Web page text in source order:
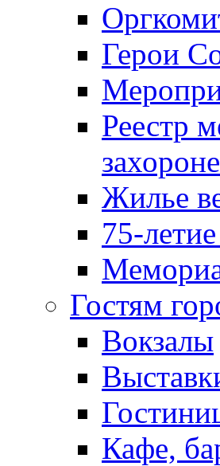
Герои
Реестр
Жилье
75-
Гостям
Вокзалы
Кафе,